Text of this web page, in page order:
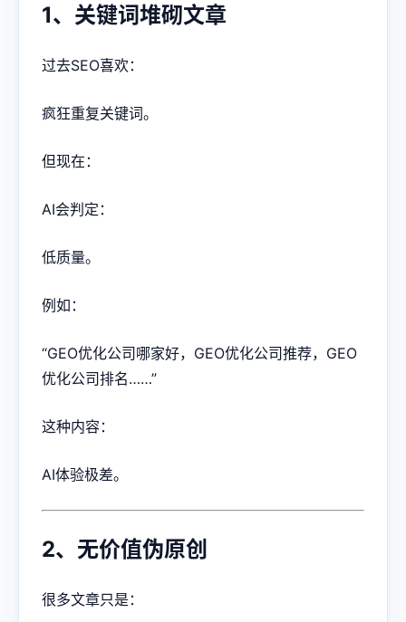
1、关键词堆砌文章
过去SEO喜欢：
疯狂重复关键词。
但现在：
AI会判定：
低质量。
例如：
“GEO优化公司哪家好，GEO优化公司推荐，GEO
优化公司排名……”
这种内容：
AI体验极差。
2、无价值伪原创
很多文章只是：